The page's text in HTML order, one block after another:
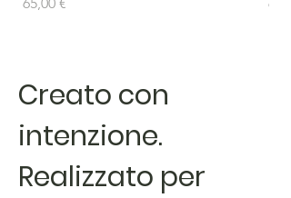
Creato con
intenzione.
Realizzato per